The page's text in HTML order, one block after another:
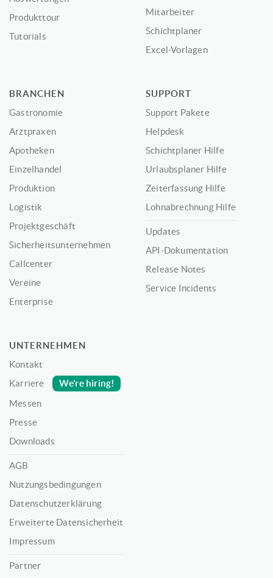
Produkttour
Tutorials
Mitarbeiter
Schichtplaner
Excel-Vorlagen
BRANCHEN
Gastronomie
Arztpraxen
Apotheken
Einzelhandel
Produktion
Logistik
Projektgeschäft
Sicherheitsunternehmen
Callcenter
Vereine
Enterprise
SUPPORT
Support Pakete
Helpdesk
Schichtplaner Hilfe
Urlaubsplaner Hilfe
Zeiterfassung Hilfe
Lohnabrechnung Hilfe
Updates
API-Dokumentation
Release Notes
Service Incidents
UNTERNEHMEN
Kontakt
Karriere
We’re hiring!
Messen
Presse
Downloads
AGB
Nutzungsbedingungen
Datenschutzerklärung
Erweiterte Datensicherheit
Impressum
Partner